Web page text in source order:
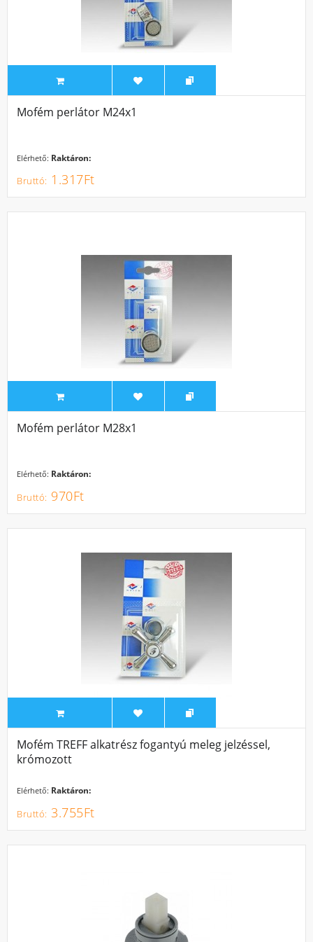
Mofém perlátor M24x1
Elérhető: Raktáron:
1.317Ft
Mofém perlátor M28x1
Elérhető: Raktáron:
970Ft
Mofém TREFF alkatrész fogantyú meleg jelzéssel,
krómozott
Elérhető: Raktáron:
3.755Ft